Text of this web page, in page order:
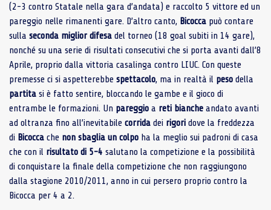
(2-3 contro Statale nella gara d’andata) e raccolto 5 vittore ed un
pareggio nelle rimanenti gare. D’altro canto, Bicocca può contare
sulla seconda miglior difesa del torneo (18 goal subiti in 14 gare),
nonché su una serie di risultati consecutivi che si porta avanti dall’8
Aprile, proprio dalla vittoria casalinga contro LIUC. Con queste
premesse ci si aspetterebbe spettacolo, ma in realtà il peso della
partita si è fatto sentire, bloccando le gambe e il gioco di
entrambe le formazioni. Un pareggio a reti bianche andato avanti
ad oltranza fino all’inevitabile corrida dei rigori dove la freddezza
di Bicocca che non sbaglia un colpo ha la meglio sui padroni di casa
che con il risultato di 5-4 salutano la competizione e la possibilità
di conquistare la finale della competizione che non raggiungono
dalla stagione 2010/2011, anno in cui persero proprio contro la
Bicocca per 4 a 2.